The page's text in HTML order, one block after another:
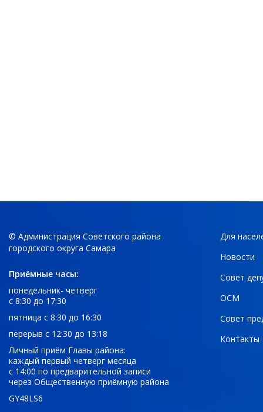
© Администрация Советского района
городского округа Самара
Приёмные часы:
понедельник- четверг
с 8:30 до 17:30
пятница с 8:30 до 16:30
перерыв с 12:30 до 13:18
Личный приём Главы района:
каждый первый четверг месяца
с 14:00 по предварительной записи
через Общественную приёмную района
GY48LS6
Для
Новости
Совет
ОСМ
Совет
Контакты